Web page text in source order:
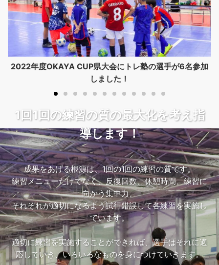
2022年度OKAYA CUP県大会にトレ塾の選手が6名参加
しました！
1回1回の練習の質の最大化を考え指
導します！
成果をあげる根源は、1回の1回の練習の質です。
練習メニューだけでなく、反復回数、休憩時間、練習に
向かう集中力、
それぞれが適切になるよう試行錯誤して各練習を実施し
ています。
適切に練習を実施することができれば、選手はそれに適
応していき、いろいろなものを身につけていきます。